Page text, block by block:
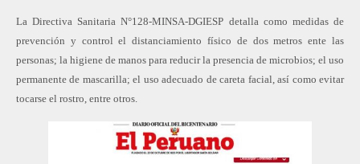
La Directiva Sanitaria N°128-MINSA-DGIESP detalla como medidas de
prevención y control el distanciamiento físico de dos metros ente las
personas; la higiene de manos para reducir la presencia de microbios; el uso
permanente de mascarilla; el uso adecuado de careta facial, así como evitar
tocarse el rostro, entre otros.